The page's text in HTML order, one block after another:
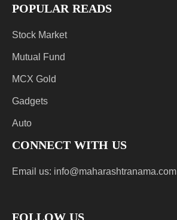
POPULAR READS
Stock Market
Mutual Fund
MCX Gold
Gadgets
Auto
CONNECT WITH US
Email us: info@maharashtranama.com